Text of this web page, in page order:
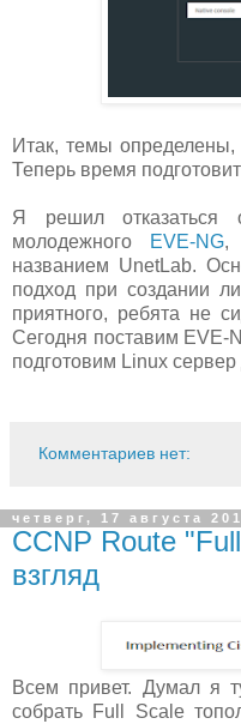
Итак, темы определены,
Теперь время
Я решил отказаться
молодежного
EVE-NG,
названием UnetLab.
подход при создании
приятного, ребята не
Сегодня поставим EVE-
подготовим Linux
Комментариев нет:
четверг, 17 августа
CCNP Route
взгляд
Всем привет. Думал я
собрать Full Scale